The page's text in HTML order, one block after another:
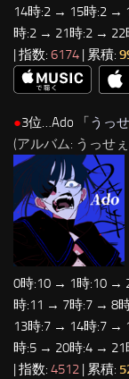
14時:2 → 15時:2 →
時:2 → 21時:2 → 22
| 指数: 6174 | 累積:
●3位…Ado 「 うっ
(アルバム: うっせ
0時:10 → 1時:10 →
時:11 → 7時:7 → 8
13時:7 → 14時:7 →
時:5 → 20時:4 →
| 指数: 4512 | 累積: